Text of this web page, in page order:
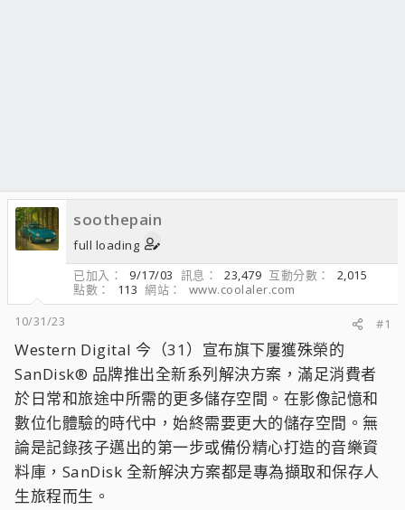
soothepain
full loading
已加入
9/17/03 訊息 23,479 互動分數
2,015
點數
113 網站
www.coolaler.com
10/31/23
#1
Western Digital 今（31）宣布旗下屢獲殊榮的
SanDisk® 品牌推出全新系列解決方案，滿足消費者
於日常和旅途中所需的更多儲存空間。在影像記憶和
數位化體驗的時代中，始終需要更大的儲存空間。無
論是記錄孩子邁出的第一步或備份精心打造的音樂資
料庫，SanDisk 全新解決方案都是專為擷取和保存人
生旅程而生。